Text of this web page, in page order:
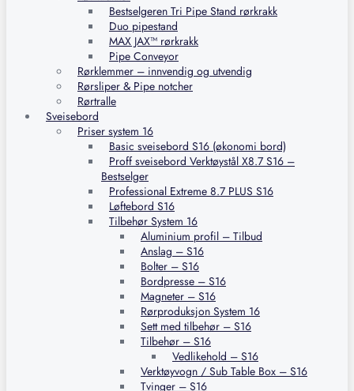
Bestselgeren Tri Pipe Stand rørkrakk
Duo pipestand
MAX JAX™ rørkrakk
Pipe Conveyor
Rørklemmer – innvendig og utvendig
Rørsliper & Pipe notcher
Rørtralle
Sveisebord
Priser system 16
Basic sveisebord S16 (økonomi bord)
Proff sveisebord Verktøystål X8.7 S16 –
Bestselger
Professional Extreme 8.7 PLUS S16
Løftebord S16
Tilbehør System 16
Aluminium profil – Tilbud
Anslag – S16
Bolter – S16
Bordpresse – S16
Magneter – S16
Rørproduksjon System 16
Sett med tilbehør – S16
Tilbehør – S16
Vedlikehold – S16
Verktøyvogn / Sub Table Box – S16
Tvinger – S16